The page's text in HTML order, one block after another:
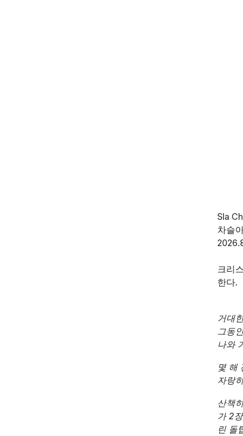
Sla
차슬
2026.
크리
한다.
거대
그동
나와
몇 해
자랑
산책
가 2
린 돌